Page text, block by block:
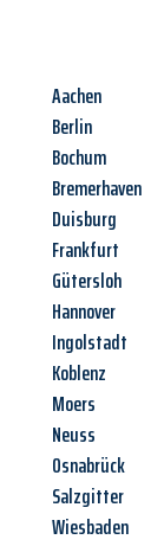
Aachen
Berlin
Bochum
Bremerhaven
Duisburg
Frankfurt
Gütersloh
Hannover
Ingolstadt
Koblenz
Moers
Neuss
Osnabrück
Salzgitter
Wiesbaden